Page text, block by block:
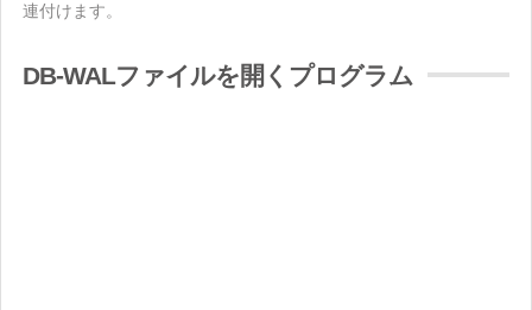
連付けます。
DB-WALファイルを開くプログラム